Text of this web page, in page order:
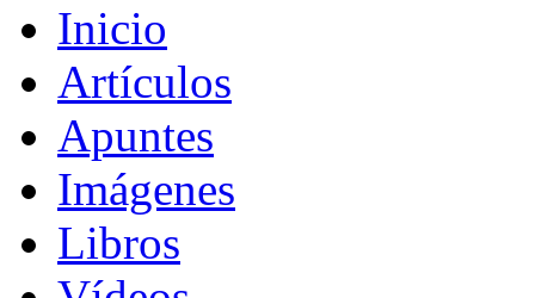
Inicio
Artículos
Apuntes
Imágenes
Libros